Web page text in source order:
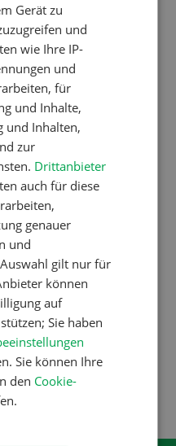
ohne
nutzen
den
die
die
Gerät zu
und
wie Ihre IP-
und
für
und Inhalte,
und Inhalten,
zur
Drittanbieter
auch für diese
genauer
und
gilt nur für
können
auf
Sie haben
Sie können Ihre
den Cookie-